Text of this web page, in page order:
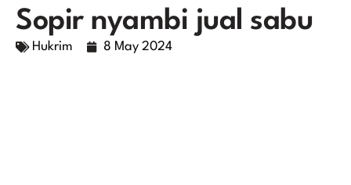
Sopir nyambi jual sabu
Hukrim 8 May 2024